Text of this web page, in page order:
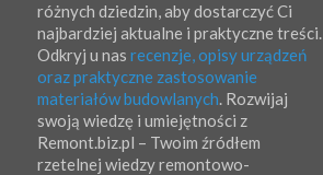
różnych dziedzin, aby dostarczyć Ci
najbardziej aktualne i praktyczne treści.
Odkryj u nas recenzje, opisy urządzeń
oraz praktyczne zastosowanie
materiałów budowlanych. Rozwijaj
swoją wiedzę i umiejętności z
Remont.biz.pl – Twoim źródłem
rzetelnej wiedzy remontowo-